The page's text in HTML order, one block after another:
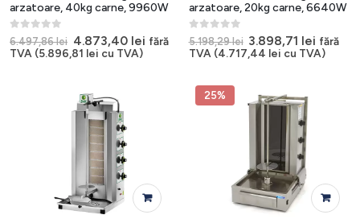
arzatoare, 40kg carne, 9960W
0 out of 5
6.497,86lei Prețul
inițial
4.873,40 leiPrețul
fără
TVA (5.896,81 lei cu TVA)
arzatoare, 20kg carne, 6640W
0out of 5
5.198,29lei Prețul
inițial
3.898,71 lei Prețul
curent
fără
TVA (4.717,44 lei cu TVA)
25%